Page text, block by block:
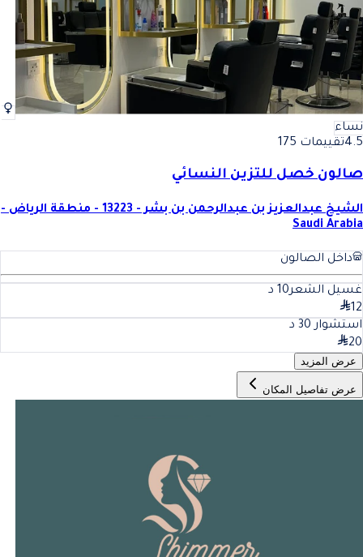
نساء
4.5تقييمات 175
صالون خصل للتزين النسائي
الشيخ عبدالعزيز بن عبدالرحمن بن بشر - 13223 - منطقة الرياض -
Saudi Arabia
داخل الصالون
غسيل الشعر10 د
12
استشوار 30 د
20
عرض المزيد
عرض تفاصيل المكان